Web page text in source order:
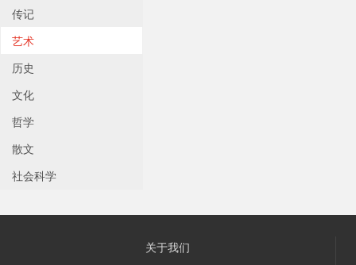
传记
艺术
历史
文化
哲学
散文
社会科学
关于我们